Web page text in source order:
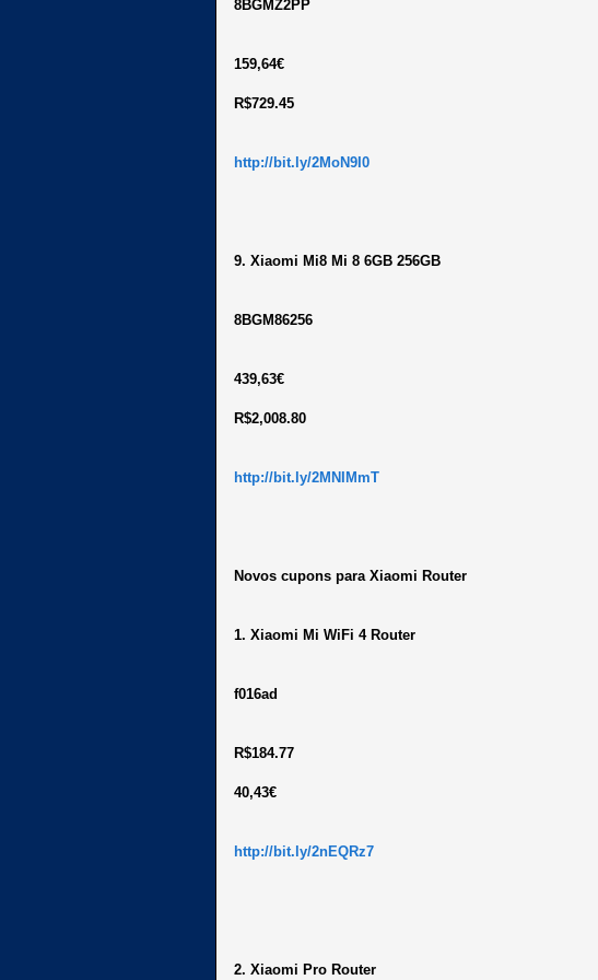
8BGMZ2PP
159,64€
R$729.45
http://bit.ly/2MoN9I0
9. Xiaomi Mi8 Mi 8 6GB 256GB
8BGM86256
439,63€
R$2,008.80
http://bit.ly/2MNIMmT
Novos cupons para Xiaomi Router
1. Xiaomi Mi WiFi 4 Router
f016ad
R$184.77
40,43€
http://bit.ly/2nEQRz7
2. Xiaomi Pro Router